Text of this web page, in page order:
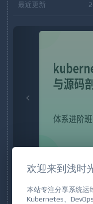
最近更新
Previous
欢迎来到浅时
本站专注分享系统运
Kubernetes、